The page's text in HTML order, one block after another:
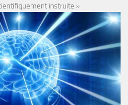
instruite »